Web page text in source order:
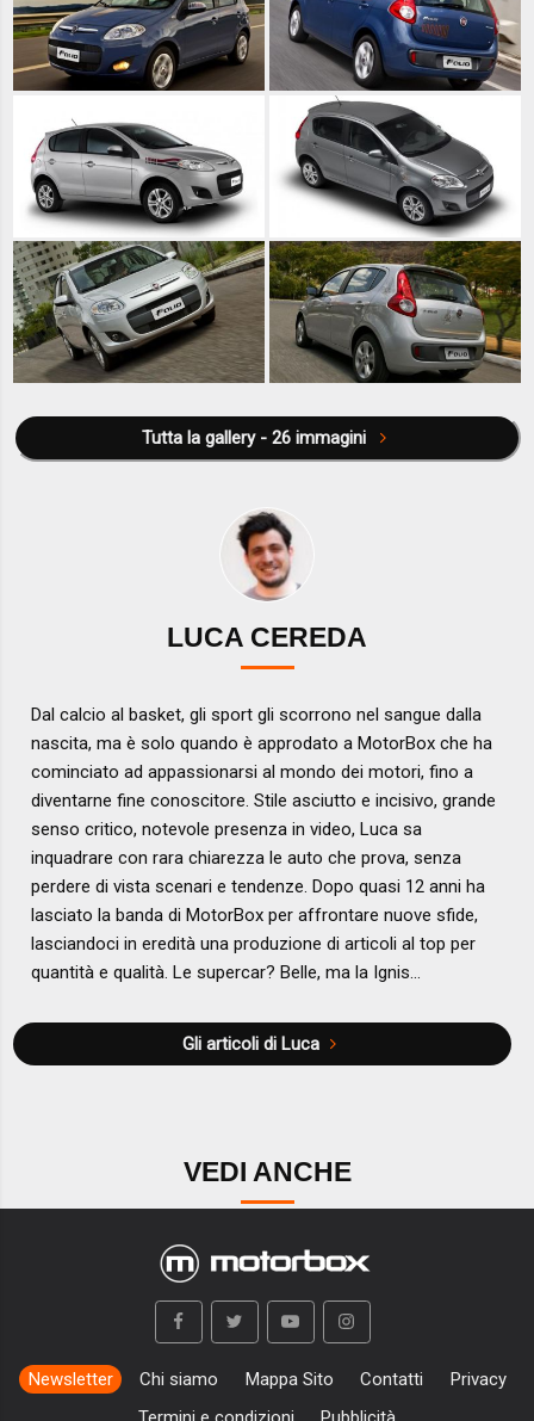
Tutta la gallery - 26 immagini
LUCA CEREDA
Dal calcio al basket, gli sport gli scorrono nel sangue dalla
nascita, ma è solo quando è approdato a MotorBox che ha
cominciato ad appassionarsi al mondo dei motori, fino a
diventarne fine conoscitore. Stile asciutto e incisivo, grande
senso critico, notevole presenza in video, Luca sa
inquadrare con rara chiarezza le auto che prova, senza
perdere di vista scenari e tendenze. Dopo quasi 12 anni ha
lasciato la banda di MotorBox per affrontare nuove sfide,
lasciandoci in eredità una produzione di articoli al top per
quantità e qualità. Le supercar? Belle, ma la Ignis...
Gli articoli di Luca
VEDI ANCHE
Newsletter Chi siamo Mappa Sito Contatti
Privacy